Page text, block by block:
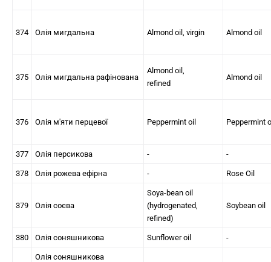
374 Олія мигдальна Almond oil, virgin Almond oil
375 Олія мигдальна рафінована
Almond oil,
refined
Almond oil
376 Олія м'яти перцевої Peppermint oil Peppermint
377 Олія персикова - -
378 Олія рожева ефірна - Rose Oil
379 Олія соєва
Soya-bean oil
(hydrogenated,
refined)
Soybean oil
380 Олія соняшникова Sunflower oil -
Олія соняшникова